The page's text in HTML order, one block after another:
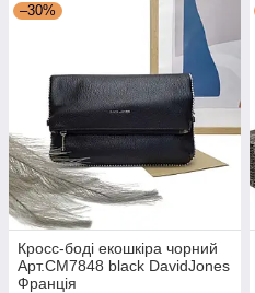
–30%
Кросс-боді екошкіра чорний
Арт.CM7848 black DavidJones
Франція